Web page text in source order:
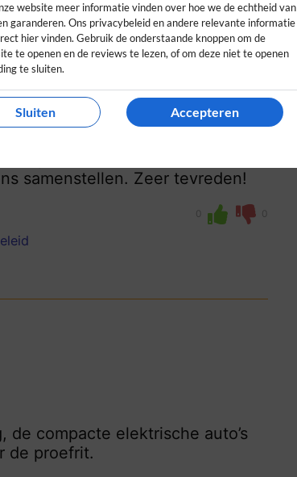
de website was
samenstellen. Zeer tevreden!
0 0
compacte elektrische auto’s
de proefrit.
website meer informatie vinden over hoe we de echtheid van
garanderen. Ons privacybeleid en andere relevante informatie
hier vinden. Gebruik de onderstaande knoppen om de
te openen en de reviews te lezen, of om deze niet te openen
te sluiten.
Sluiten Accepteren